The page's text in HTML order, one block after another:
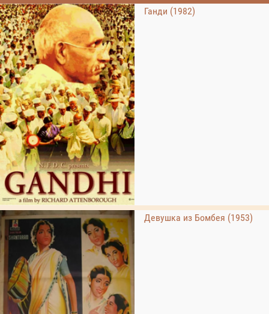
Ганди (1982)
Девушка из Бомбея (1953)